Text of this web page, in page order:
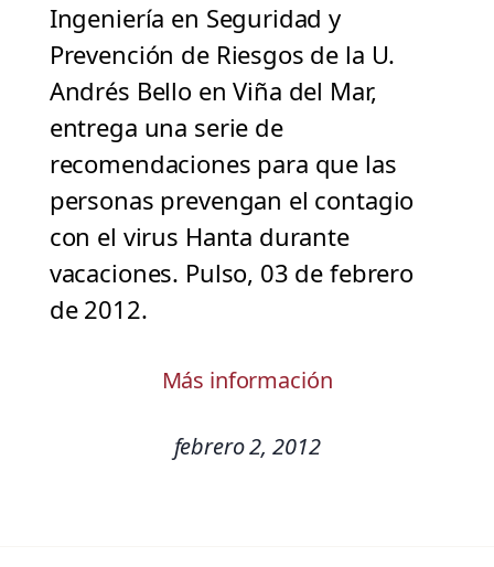
Ingeniería en Seguridad y
Prevención de Riesgos de la U.
Andrés Bello en Viña del Mar,
entrega una serie de
recomendaciones para que las
personas prevengan el contagio
con el virus Hanta durante
vacaciones. Pulso, 03 de febrero
de 2012.
Más información
febrero 2, 2012